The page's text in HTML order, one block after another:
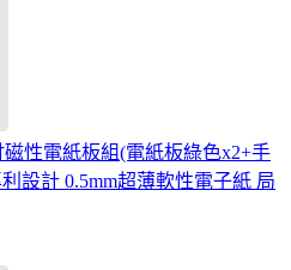
性電紙板組(電紙板綠色x2+手
設計 0.5mm超薄軟性電子紙 局